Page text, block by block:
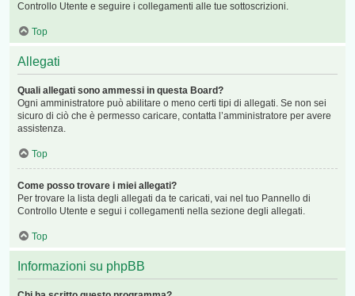
Controllo Utente e seguire i collegamenti alle tue sottoscrizioni.
Top
Allegati
Quali allegati sono ammessi in questa Board?
Ogni amministratore può abilitare o meno certi tipi di allegati. Se non sei
sicuro di ciò che è permesso caricare, contatta l’amministratore per avere
assistenza.
Top
Come posso trovare i miei allegati?
Per trovare la lista degli allegati da te caricati, vai nel tuo Pannello di
Controllo Utente e segui i collegamenti nella sezione degli allegati.
Top
Informazioni su phpBB